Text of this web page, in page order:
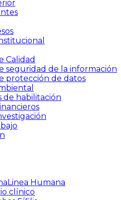
Calidad
seguridad de la información
protección de datos
de habilitación
Linea Humana
clínico